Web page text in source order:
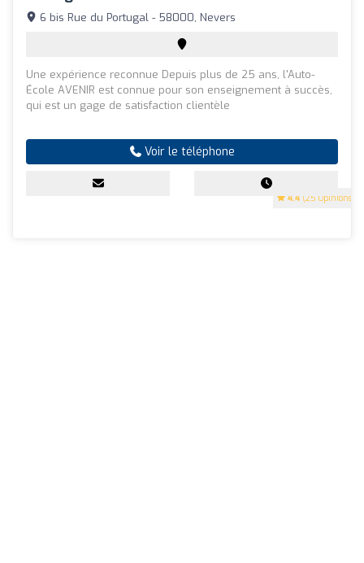
4.4 (25 Opinions)
6 bis Rue du Portugal - 58000, Nevers
Une expérience reconnue Depuis plus de 25 ans, l'Auto-
École AVENIR est connue pour son enseignement à succès,
qui est un gage de satisfaction clientèle
Voir le téléphone